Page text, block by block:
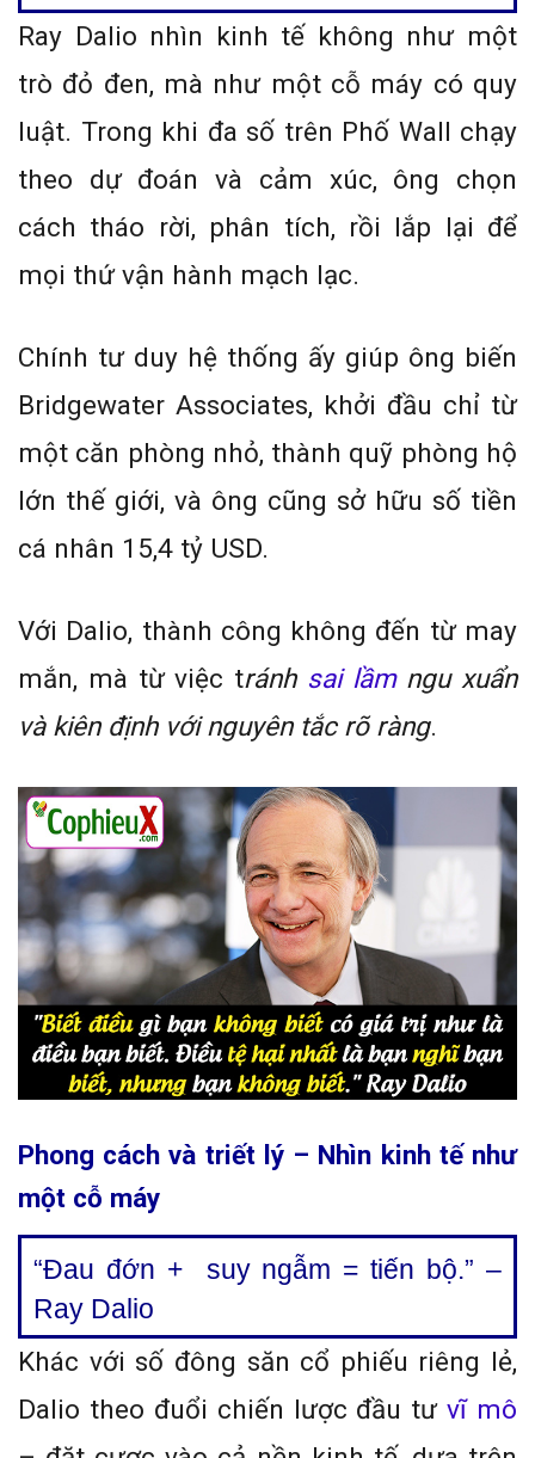
Ray Dalio nhìn kinh tế không như một
trò đỏ đen, mà như một cỗ máy có quy
luật. Trong khi đa số trên Phố Wall chạy
theo dự đoán và cảm xúc, ông chọn
cách tháo rời, phân tích, rồi lắp lại để
mọi thứ vận hành mạch lạc.
Chính tư duy hệ thống ấy giúp ông biến
Bridgewater Associates, khởi đầu chỉ từ
một căn phòng nhỏ, thành quỹ phòng hộ
lớn thế giới, và ông cũng sở hữu số tiền
cá nhân 15,4 tỷ USD.
Với Dalio, thành công không đến từ may
mắn, mà từ việc tránhsai lầmngu xuẩn
và kiên định với nguyên tắc rõ ràng.
Phong cách và triết lý – Nhìn kinh tế như
một cỗ máy
“Đau đớn + suy ngẫm = tiến bộ.” –
Ray Dalio
Khác với số đông săn cổ phiếu riêng lẻ,
Dalio theo đuổi chiến lược đầu tưvĩ mô